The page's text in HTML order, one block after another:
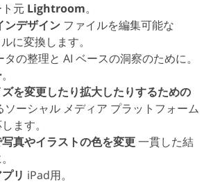
元 Lightroom。
ンデザイン ファイルを編集可能な
に変換します。
タの整理と AI ベースの洞察のために。
。
を変更したり拡大したりするための
ーシャル メディア プラットフォーム
ます。
真やイラストの色を変更一貫した結
リ iPad用。